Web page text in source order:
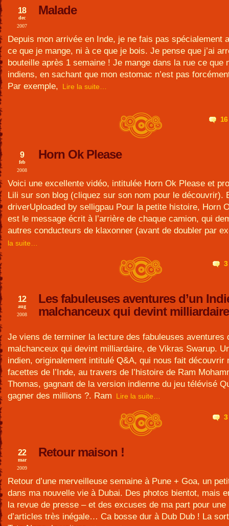
Malade
18
dec
2007
Depuis mon arrivée en Inde, je ne fais pas spécialement
ce que je mange, ni à ce que je bois. Je pense que j’ai
bouteille après 1 semaine ! Je mange dans la rue ce que
indiens, en sachant que mon estomac n’est pas
Par exemple,
Lire la suite…
Horn Ok Please
9
feb
2008
Voici une excellente vidéo, intitulée Horn Ok Please et
Lili sur son blog (cliquez sur son nom pour le découvrir).
driverUploaded by selligpau Pour la petite histoire, Horn
est le message écrit à l’arrière de chaque camion, qui
autres conducteurs de klaxonner (avant de doubler par
la suite…
3
Les fabuleuses aventures d’un
malchanceux qui devint milliardaire
12
aug
2008
Je viens de terminer la lecture des fabuleuses aventures
malchanceux qui devint milliardaire, de Vikras Swarup.
indien, originalement intitulé Q&A, qui nous fait découvrir
facettes de l’Inde, au travers de l’histoire de Ram
Thomas, gagnant de la version indienne du jeu télévisé
gagner des millions ?. Ram
Lire la suite…
3
Retour maison !
22
mar
2009
Retour d’une merveilleuse semaine à Pune + Goa, un
dans ma nouvelle vie à Dubai. Des photos bientot, mais
la revue de presse – et des excuses de ma part pour une
d’articles très inégale… Ca bosse dur à Dub Dub ! La